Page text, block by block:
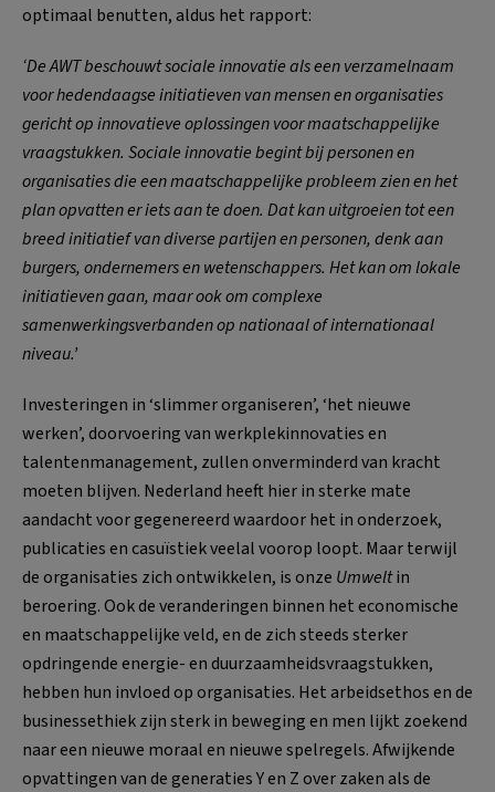
optimaal benutten, aldus het rapport:
‘De AWT beschouwt sociale innovatie als een verzamelnaam
voor hedendaagse initiatieven van mensen en organisaties
gericht op innovatieve oplossingen voor maatschappelijke
vraagstukken. Sociale innovatie begint bij personen en
organisaties die een maatschappelijke probleem zien en het
plan opvatten er iets aan te doen. Dat kan uitgroeien tot een
breed initiatief van diverse partijen en personen, denk aan
burgers, ondernemers en wetenschappers. Het kan om lokale
initiatieven gaan, maar ook om complexe
samenwerkingsverbanden op nationaal of internationaal
niveau.’
Investeringen in ‘slimmer organiseren’, ‘het nieuwe
werken’, doorvoering van werkplekinnovaties en
talentenmanagement, zullen onverminderd van kracht
moeten blijven. Nederland heeft hier in sterke mate
aandacht voor gegenereerd waardoor het in onderzoek,
publicaties en casuïstiek veelal voorop loopt. Maar terwijl
de organisaties zich ontwikkelen, is onze Umweltin
beroering. Ook de veranderingen binnen het economische
en maatschappelijke veld, en de zich steeds sterker
opdringende energie- en duurzaamheidsvraagstukken,
hebben hun invloed op organisaties. Het arbeidsethos en de
businessethiek zijn sterk in beweging en men lijkt zoekend
naar een nieuwe moraal en nieuwe spelregels. Afwijkende
opvattingen van de generaties Y en Z over zaken als de